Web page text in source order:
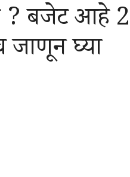
? बजेट आहे
जाणून घ्या